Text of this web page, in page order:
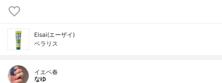
Eisai(エーザイ)
ベラリス
イエベ春
なゆ